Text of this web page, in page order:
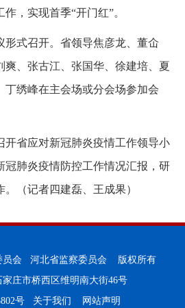
，实现首季“开门红”。
形式召开。省领导焦彦龙、董仚
爽、张古江、张国华、徐建培、夏
丁绣峰在主会场或分会场参加会
开省应对新冠肺炎疫情工作领导小
冠肺炎疫情防控工作情况汇报，研
（记者四建磊、王成果）
员会 河北省监察委员会 版权所有
庄市桥西区维明南大街46号
号
关于我们 网站声明